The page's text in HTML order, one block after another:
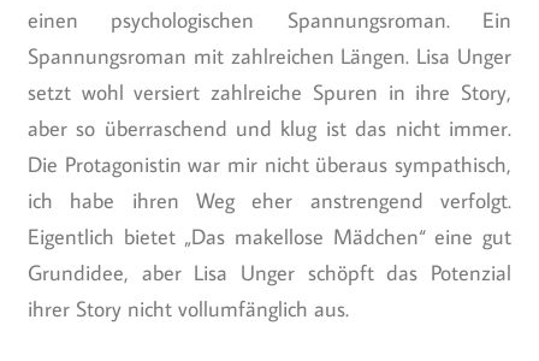
einen psychologischen Spannungsroman. Ein
Spannungsroman mit zahlreichen Längen. Lisa Unger
setzt wohl versiert zahlreiche Spuren in ihre Story,
aber so überraschend und klug ist das nicht immer.
Die Protagonistin war mir nicht überaus sympathisch,
ich habe ihren Weg eher anstrengend verfolgt.
Eigentlich bietet „Das makellose Mädchen“ eine gut
Grundidee, aber Lisa Unger schöpft das Potenzial
ihrer Story nicht vollumfänglich aus.